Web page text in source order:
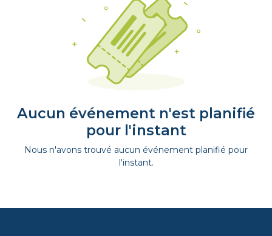
Aucun événement n'est planifié
pour l'instant
Nous n'avons trouvé aucun événement planifié pour
l'instant.